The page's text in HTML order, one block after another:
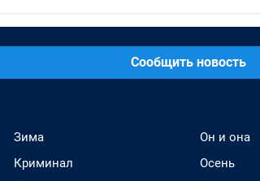
Сообщить новость
Зима
Криминал
Он и она
Осень